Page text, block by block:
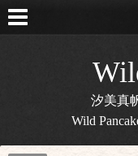
汐美真
Wild